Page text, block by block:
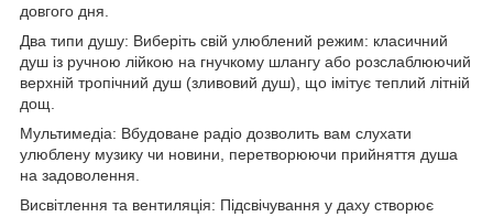
довгого дня.
Два типи душу: Виберіть свій улюблений режим: класичний
душ із ручною лійкою на гнучкому шлангу або розслаблюючий
верхній тропічний душ (зливовий душ), що імітує теплий літній
дощ.
Мультимедіа: Вбудоване радіо дозволить вам слухати
улюблену музику чи новини, перетворюючи прийняття душа
на задоволення.
Висвітлення та вентиляція: Підсвічування у даху створює